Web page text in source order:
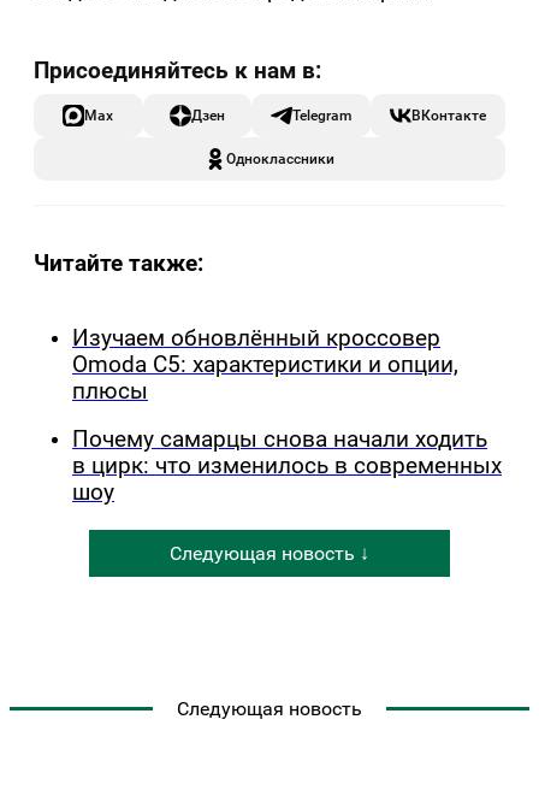
Max Дзен Telegram ВКонтакте
Одноклассники
Читайте также:
Изучаем обновлённый кроссовер
Omoda C5: характеристики и опции,
плюсы
Почему самарцы снова начали ходить
в цирк: что изменилось в современных
шоу
Следующая новость ↓
Следующая новость